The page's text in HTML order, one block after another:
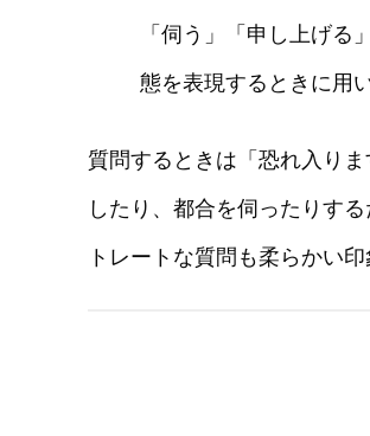
「伺う」「申し上げ
態を表現するときに用い
質問するときは「恐れ入り
したり、都合を伺ったりす
トレートな質問も柔らかい印